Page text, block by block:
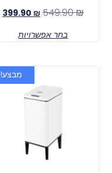
549.90₪
399.90 ₪
בחר אפשרויות
מבצע!